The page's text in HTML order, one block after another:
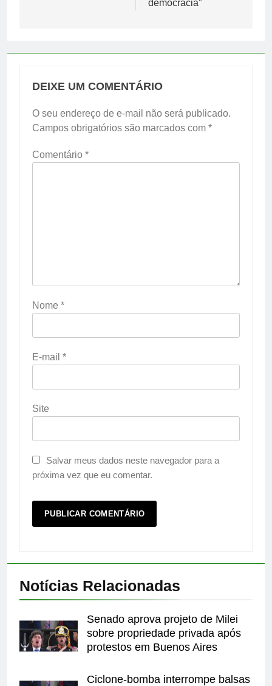
democracia”
DEIXE UM COMENTÁRIO
O seu endereço de e-mail não será publicado.
Campos obrigatórios são marcados com *
Comentário *
Nome *
E-mail *
Site
Salvar meus dados neste navegador para a
próxima vez que eu comentar.
Notícias Relacionadas
Senado aprova projeto de Milei
sobre propriedade privada após
protestos em Buenos Aires
Ciclone-bomba interrompe balsas